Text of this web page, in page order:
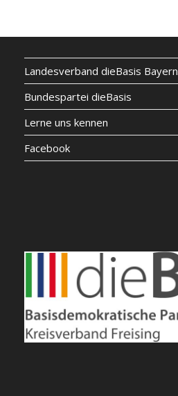
Landesverband dieBasis Bayern
Bundespartei dieBasis
Lerne uns kennen
Facebook